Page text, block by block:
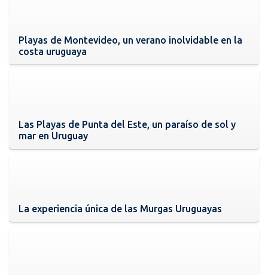
Playas de Montevideo, un verano inolvidable en la
costa uruguaya
Las Playas de Punta del Este, un paraíso de sol y
mar en Uruguay
La experiencia única de las Murgas Uruguayas